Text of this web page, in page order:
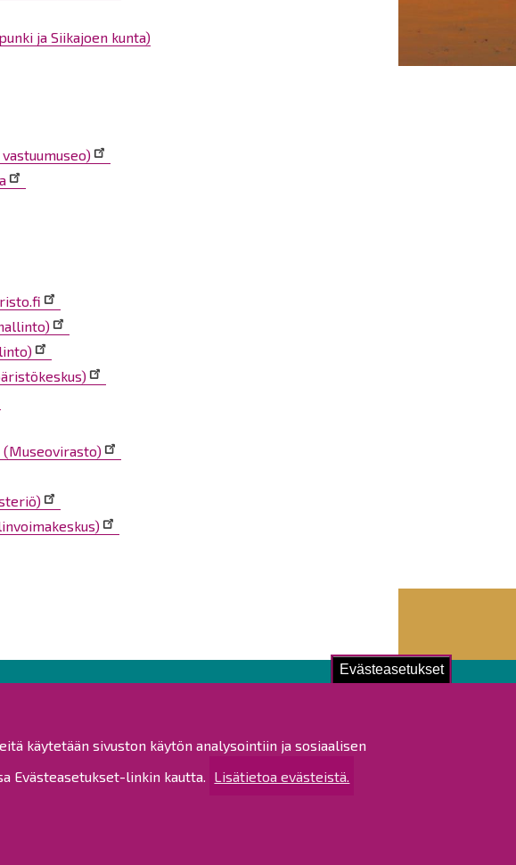
Evästeasetukset
käytetään sivuston käytön analysointiin ja sosiaalisen
Evästeasetukset-linkin kautta.
Lisätietoa evästeistä.
ja Siikajoen kunta)
Esityslistat ja pöytäkirjat
Viranhaltijapäätökset